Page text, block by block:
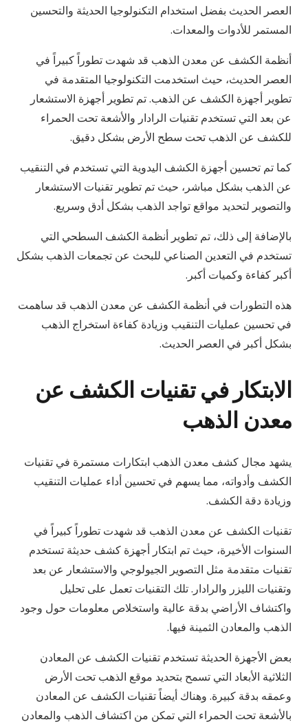
العصر الحديث بفضل استخدام التكنولوجيا الحديثة والتحسين
المستمر للأدوات والمعدات.
أنظمة الكشف عن معدن الذهب قد شهدت تطوراً كبيراً في
العصر الحديث، حيث استخدمت التكنولوجيا المتقدمة في
تطوير أجهزة الكشف عن الذهب. تم تطوير أجهزة الاستشعار
عن بعد التي تستخدم تقنيات الرادار والأشعة تحت الحمراء
للكشف عن الذهب تحت سطح الأرض بشكل دقيق.
كما تم تحسين أجهزة الكشف اليدوية التي تستخدم في التنقيب
عن الذهب بشكل مباشر، حيث تم تطوير تقنيات الاستشعار
والتصوير لتحديد مواقع تواجد الذهب بشكل أدق وسريع.
بالإضافة إلى ذلك، تم تطوير أنظمة الكشف السطحي التي
تستخدم في التعدين الصناعي للبحث عن تجمعات الذهب بشكل
أكبر كفاءة وكميات أكبر.
هذه التطورات في أنظمة الكشف عن معدن الذهب قد ساهمت
في تحسين عمليات التنقيب وزيادة كفاءة استخراج الذهب
بشكل أكبر في العصر الحديث.
الابتكار في تقنيات الكشف عن
معدن الذهب
يشهد مجال كشف معدن الذهب ابتكارات مستمرة في تقنيات
الكشف وأدواته، مما يسهم في تحسين أداء عمليات التنقيب
وزيادة دقة الكشف.
تقنيات الكشف عن معدن الذهب قد شهدت تطوراً كبيراً في
السنوات الأخيرة، حيث تم ابتكار أجهزة كشف حديثة تستخدم
تقنيات متقدمة مثل التصوير الجيولوجي والاستشعار عن بعد
وتقنيات الليزر والرادار. تلك التقنيات تعمل على تحليل
واكتشاف الأراضي بدقة عالية واستخلاص معلومات حول وجود
الذهب والمعادن الثمينة فيها.
بعض الأجهزة الحديثة تستخدم تقنيات الكشف عن المعادن
الثلاثية الأبعاد التي تسمح بتحديد موقع الذهب تحت الأرض
وعمقه بدقة كبيرة. وهناك أيضاً تقنيات الكشف عن المعادن
بالأشعة تحت الحمراء التي تمكن من اكتشاف الذهب والمعادن